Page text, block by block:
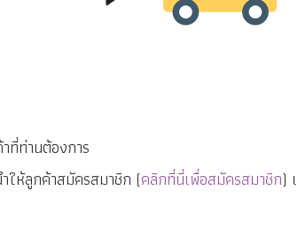
ที่ท่านต้องการ
ให้ลูกค้าสมัครสมาชิก (คลิกที่นี่เพื่อสมัครสมาชิก)